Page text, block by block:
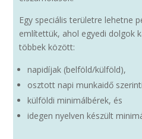
Egy speciális területre lehetne
említettük, ahol egyedi dolgok
többek között:
napidíjak (belföld/külföld),
osztott napi munkaidő
külföldi minimálbérek, és
idegen nyelven készült